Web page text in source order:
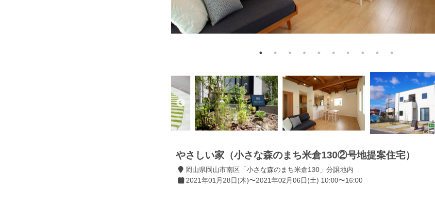
やさしい家（小さな森のまち米倉130②号地提案住宅）
岡山県岡山市南区「小さな森のまち米倉130」分譲地内
2021年01月28日(木)〜2021年02月06日(土) 10:00〜16:00